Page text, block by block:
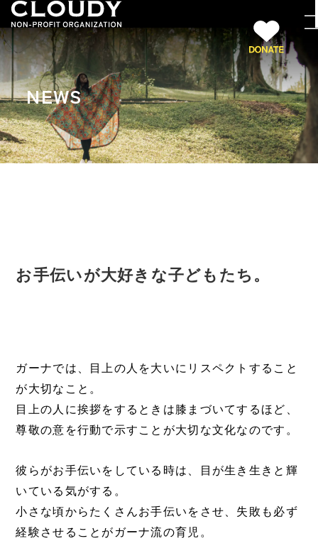
NEWS
お手伝いが大好きな子どもたち。
ガーナでは、目上の人を大いにリスペクトすること
が大切なこと。
目上の人に挨拶をするときは膝まづいてするほど、
尊敬の意を行動で示すことが大切な文化なのです。
彼らがお手伝いをしている時は、目が生き生きと輝
いている気がする。
小さな頃からたくさんお手伝いをさせ、失敗も必ず
経験させることがガーナ流の育児。